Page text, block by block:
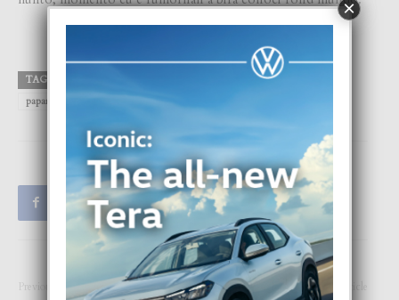
TAGS FOCUS
paparazzi
Republica
Previous article Next article
×